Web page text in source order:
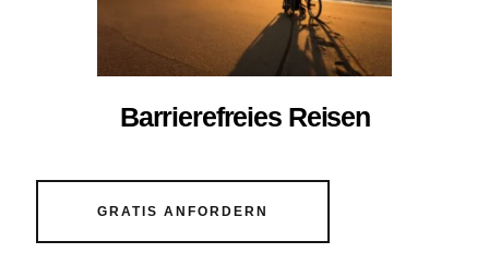
Barrierefreies Reisen
GRATIS ANFORDERN